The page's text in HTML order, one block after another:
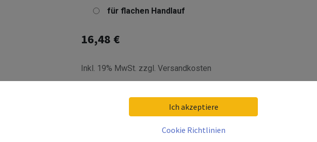
für flachen Handlauf
16,48 €
Inkl. 19% MwSt. zzgl. Versandkosten
Delivery date:2026-08-20
Ich akzeptiere
Cookie Richtlinien